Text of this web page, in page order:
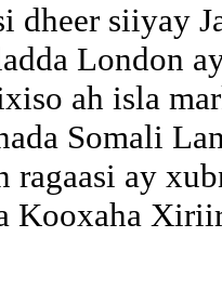
dheer siiyay
London
ah isla
Somali
ay
Kooxaha